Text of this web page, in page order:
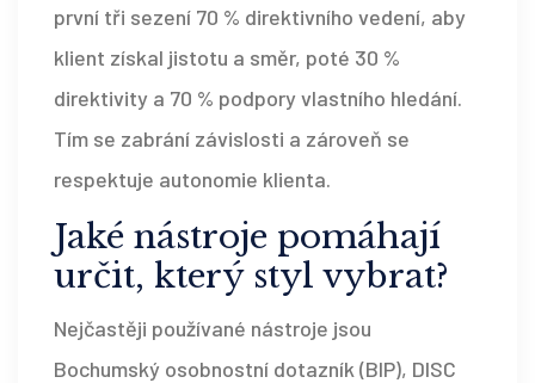
první tři sezení 70 % direktivního vedení, aby
klient získal jistotu a směr, poté 30 %
direktivity a 70 % podpory vlastního hledání.
Tím se zabrání závislosti a zároveň se
respektuje autonomie klienta.
Jaké nástroje pomáhají
určit, který styl vybrat?
Nejčastěji používané nástroje jsou
Bochumský osobnostní dotazník (BIP), DISC